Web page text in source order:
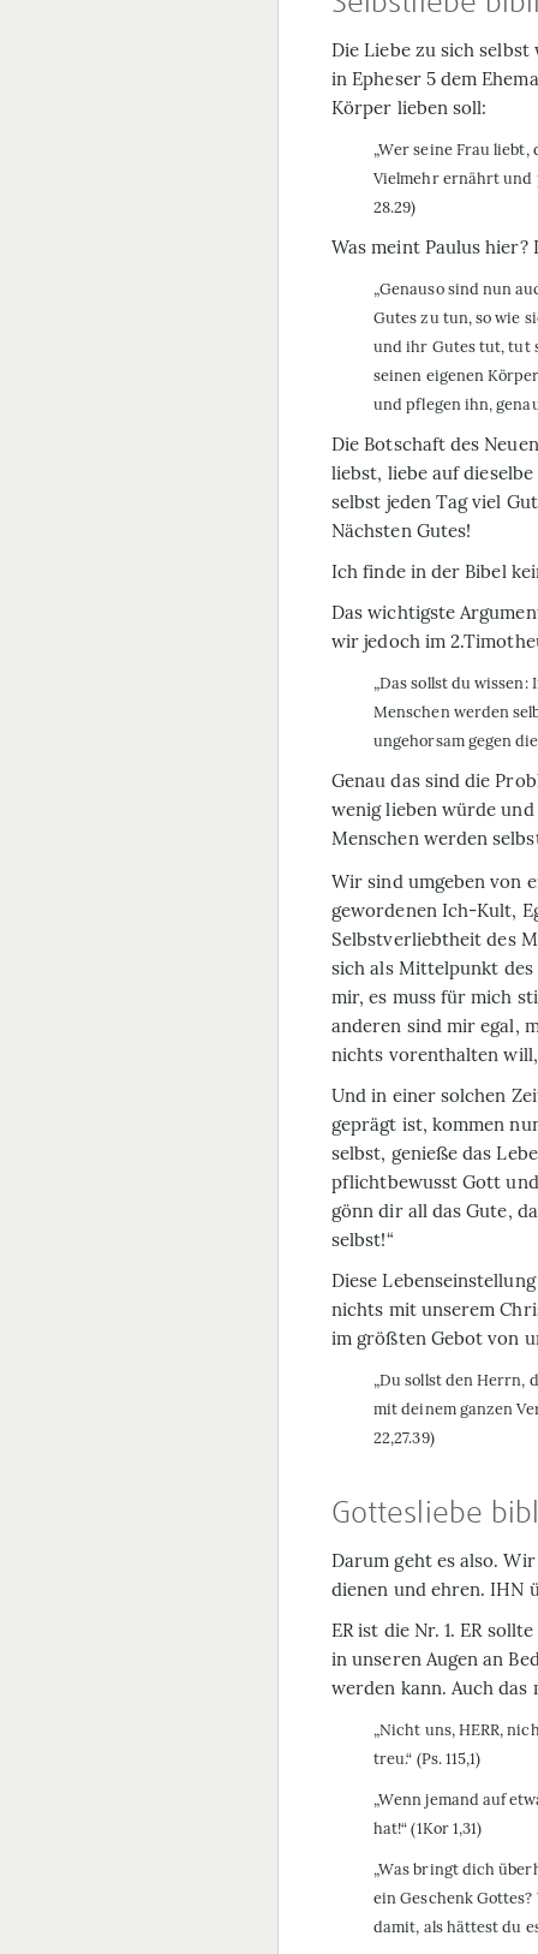
Die Liebe zu sich
in Epheser 5 dem
Körper lieben soll:
„Wer seine Frau
Vielmehr ernährt und
28.29)
Was meint Paulus
„Genauso sind nun
Gutes zu tun, so wie
und ihr Gutes tut, tut
seinen eigenen
und pflegen ihn,
Die Botschaft des
liebst, liebe auf
selbst jeden Tag viel
Nächsten Gutes!
Ich finde in der Bibel
Das wichtigste
wir jedoch im
„Das sollst du
Menschen werden
ungehorsam gegen
Genau das sind die
wenig lieben würde
Menschen werden
Wir sind umgeben von
gewordenen Ich-Kult,
Selbstverliebtheit des
sich als Mittelpunkt des
mir, es muss für mich
anderen sind mir egal,
nichts vorenthalten will,
Und in einer solchen
geprägt ist, kommen
selbst, genieße das
pflichtbewusst Gott
gönn dir all das Gute,
selbst!“
Diese
nichts mit unserem
im größten Gebot von
„Du sollst den Herrn,
mit deinem ganzen
22,27.39)
Gottesliebe
Darum geht es also.
dienen und ehren. IHN
ER ist die Nr. 1. ER
in unseren Augen an
werden kann. Auch
„Nicht uns, HERR,
treu.“ (Ps. 115,1)
„Wenn jemand auf
hat!“ (1Kor 1,31)
„Was bringt dich
ein Geschenk
damit, als hättest du